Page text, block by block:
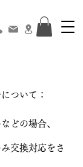
どの場合、
交換対応をさ
ついて：